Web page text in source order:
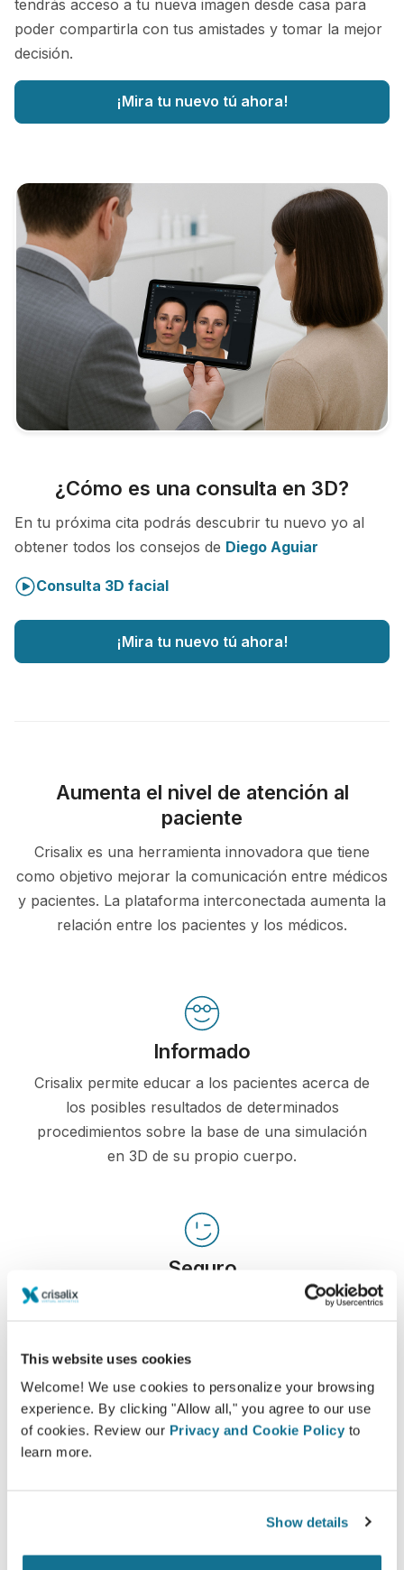
This website uses cookies
Welcome! We use cookies to personalize your browsing
experience. By clicking "Allow all," you agree to our use
of cookies. Review our Privacy and Cookie Policy to
learn more.
Show details
tendrás acceso a tu nueva imagen desde casa para
poder compartirla con tus amistades y tomar la mejor
decisión.
¡Mira tu nuevo tú ahora!
¿Cómo es una consulta en 3D?
En tu próxima cita podrás descubrir tu nuevo yo al
obtener todos los consejos de Diego Aguiar
Consulta 3D facial
¡Mira tu nuevo tú ahora!
Aumenta el nivel de atención al
paciente
Crisalix es una herramienta innovadora que tiene
como objetivo mejorar la comunicación entre médicos
y pacientes. La plataforma interconectada aumenta la
relación entre los pacientes y los médicos.
Informado
Crisalix permite educar a los pacientes acerca de
los posibles resultados de determinados
procedimientos sobre la base de una simulación
en 3D de su propio cuerpo.
Seguro
Estar involucrado en el proceso de decisión
o muy satisfechas con la cirugía después de